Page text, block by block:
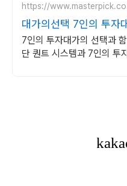
https://
대가의선택 7인의 투자
세요
7인의 투자대가의 선택과
단 퀀트 시스템과 7인의 투